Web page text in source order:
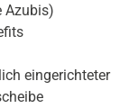
Azubis)
eingerichteter